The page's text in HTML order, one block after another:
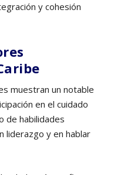
y cohesión
muestran un notable
en el cuidado
de habilidades
liderazgo y en hablar